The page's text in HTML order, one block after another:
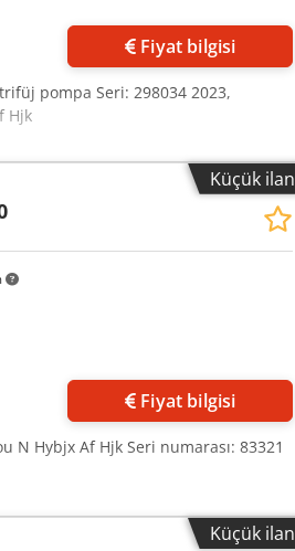
Fiyat bilgisi
pompa Seri: 298034 2023,
Hjk
Küçük ilan
Fiyat bilgisi
N Hybjx Af Hjk Seri numarası: 83321
Küçük ilan